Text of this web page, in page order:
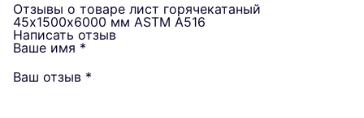
Отзывы о товаре лист горячекатаный
45х1500х6000 мм ASTM A516
Написать отзыв
Ваше имя *
Ваш отзыв *